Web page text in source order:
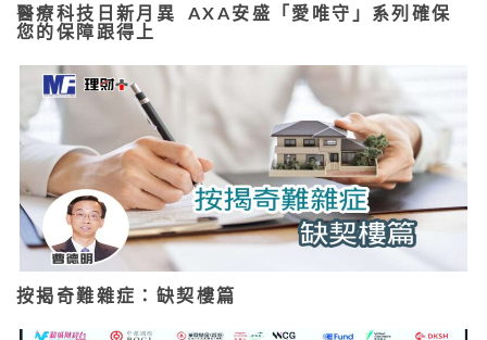
醫療科技日新月異 AXA安盛「愛唯守」系列確保
您的保障跟得上
按揭奇難雜症：缺契樓篇